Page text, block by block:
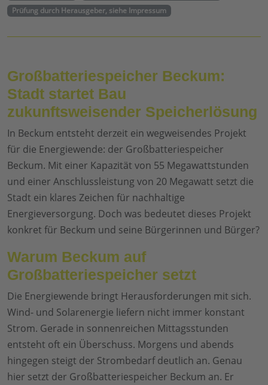
Prüfung durch Herausgeber, siehe Impressum
Großbatteriespeicher Beckum:
Stadt startet Bau
zukunftsweisender Speicherlösung
In Beckum entsteht derzeit ein wegweisendes Projekt
für die Energiewende: der Großbatteriespeicher
Beckum. Mit einer Kapazität von 55 Megawattstunden
und einer Anschlussleistung von 20 Megawatt setzt die
Stadt ein klares Zeichen für nachhaltige
Energieversorgung. Doch was bedeutet dieses Projekt
konkret für Beckum und seine Bürgerinnen und Bürger?
Warum Beckum auf
Großbatteriespeicher setzt
Die Energiewende bringt Herausforderungen mit sich.
Wind- und Solarenergie liefern nicht immer konstant
Strom. Gerade in sonnenreichen Mittagsstunden
entsteht oft ein Überschuss. Morgens und abends
hingegen steigt der Strombedarf deutlich an. Genau
hier setzt der Großbatteriespeicher Beckum an. Er